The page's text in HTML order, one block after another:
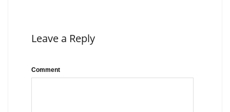
Leave a Reply
Comment